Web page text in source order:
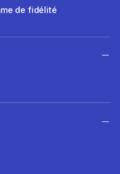
de fidélité